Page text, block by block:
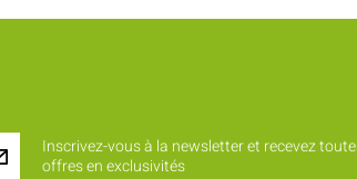
Inscrivez-vous à la newsletter et recevez
offres en exclusivités